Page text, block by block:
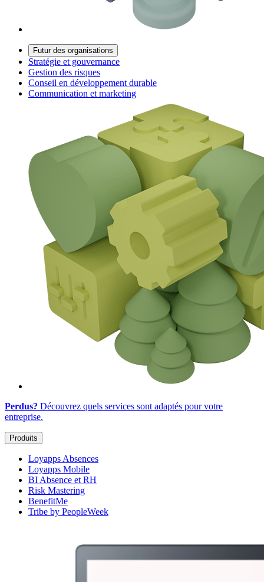
Futur des organisations
Stratégie et gouvernance
Gestion des risques
Conseil en développement durable
Communication et marketing
Perdus? Découvrez quels services sont adaptés pour votre
entreprise.
Produits
Loyapps Absences
Loyapps Mobile
BI Absence et RH
Risk Mastering
BenefitMe
Tribe by PeopleWeek